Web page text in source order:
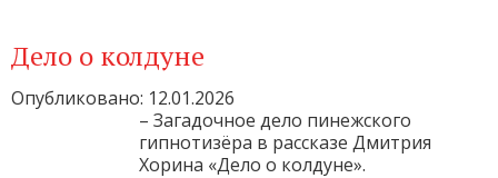
Дело о колдуне
Опубликовано: 12.01.2026
– Загадочное дело пинежского
гипнотизёра в рассказе Дмитрия
Хорина «Дело о колдуне».